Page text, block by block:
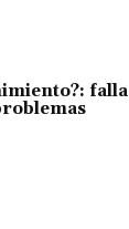
falla